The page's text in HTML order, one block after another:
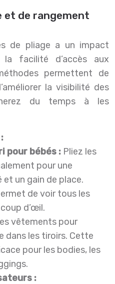
et de rangement
de pliage a un impact
facilité d’accès aux
permettent de
la visibilité des
du temps à les
pour bébés : Pliez les
pour une
un gain de place.
de voir tous les
d’œil.
vêtements pour
dans les tiroirs. Cette
pour les bodies, les
: